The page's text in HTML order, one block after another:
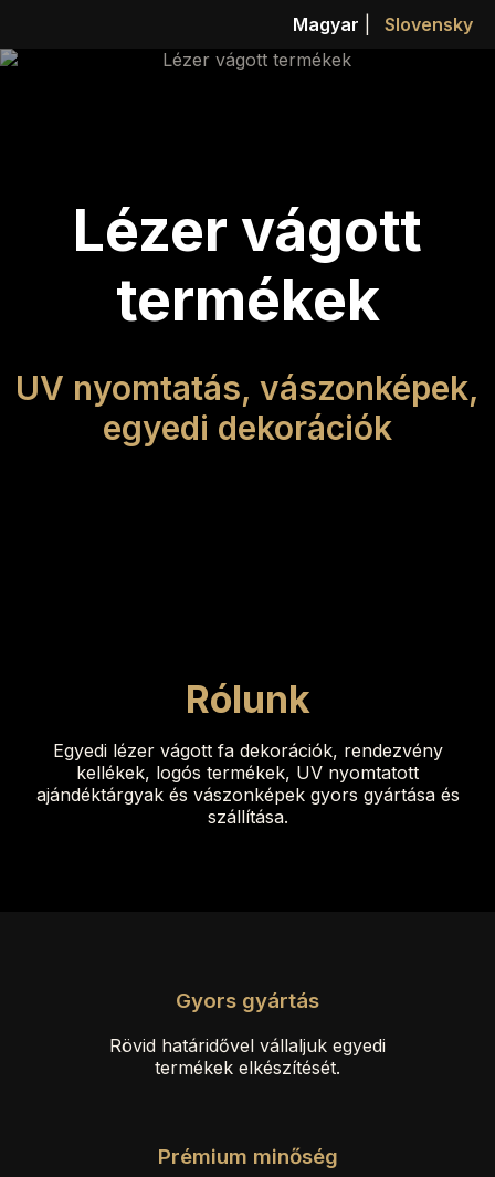
Magyar Slovensky
Lézer vágott
termékek
UV nyomtatás, vászonképek,
egyedi dekorációk
Rólunk
Egyedi lézer vágott fa dekorációk, rendezvény
kellékek, logós termékek, UV nyomtatott
ajándéktárgyak és vászonképek gyors gyártása és
szállítása.
Gyors gyártás
Rövid határidővel vállaljuk egyedi
termékek elkészítését.
Prémium minőség